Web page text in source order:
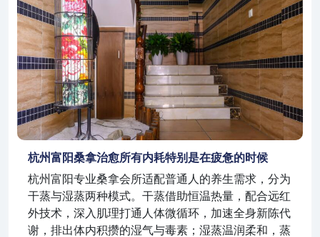
杭州富阳桑拿治愈所有内耗特别是在疲惫的时候
杭州富阳专业桑拿会所适配普通人的养生需求，分为
干蒸与湿蒸两种模式。干蒸借助恒温热量，配合远红
外技术，深入肌理打通人体微循环，加速全身新陈代
谢，排出体内积攒的湿气与毒素；湿蒸温润柔和，蒸